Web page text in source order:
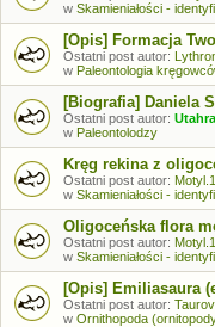
w Skamieniałości -
[Opis] Formacja
Ostatni post autor:
w Paleontologia
[Biografia] Daniela
Ostatni post autor:
w Paleontolodzy
Kręg rekina z
Ostatni post autor:
w Skamieniałości -
Oligoceńska flora
Ostatni post autor:
w Skamieniałości -
[Opis] Emiliasaura
Ostatni post autor:
w Ornithopoda